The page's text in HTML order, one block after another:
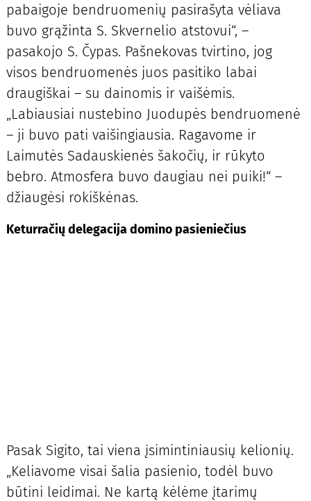
pabaigoje bendruomenių pasirašyta vėliava
buvo grąžinta S. Skvernelio atstovui“, –
pasakojo S. Čypas. Pašnekovas tvirtino, jog
visos bendruomenės juos pasitiko labai
draugiškai – su dainomis ir vaišėmis.
„Labiausiai nustebino Juodupės bendruomenė
– ji buvo pati vaišingiausia. Ragavome ir
Laimutės Sadauskienės šakočių, ir rūkyto
bebro. Atmosfera buvo daugiau nei puiki!“ –
džiaugėsi rokiškėnas.
Keturračių delegacija domino pasieniečius
Pasak Sigito, tai viena įsimintiniausių kelionių.
„Keliavome visai šalia pasienio, todėl buvo
būtini leidimai. Ne kartą kėlėme įtarimų